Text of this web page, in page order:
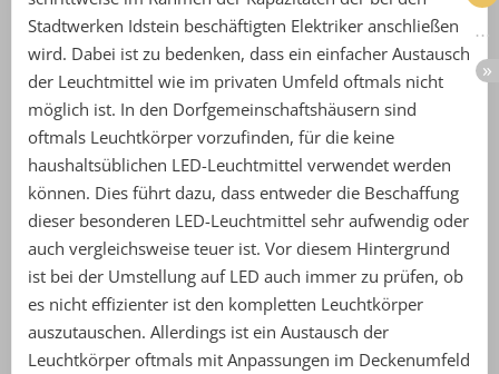
Stadtwerken Idstein beschäftigten Elektriker anschließen
wird. Dabei ist zu bedenken, dass ein einfacher Austausch
der Leuchtmittel wie im privaten Umfeld oftmals nicht
möglich ist. In den Dorfgemeinschaftshäusern sind
oftmals Leuchtkörper vorzufinden, für die keine
haushaltsüblichen LED-Leuchtmittel verwendet werden
können. Dies führt dazu, dass entweder die Beschaffung
dieser besonderen LED-Leuchtmittel sehr aufwendig oder
auch vergleichsweise teuer ist. Vor diesem Hintergrund
ist bei der Umstellung auf LED auch immer zu prüfen, ob
es nicht effizienter ist den kompletten Leuchtkörper
auszutauschen. Allerdings ist ein Austausch der
Leuchtkörper oftmals mit Anpassungen im Deckenumfeld